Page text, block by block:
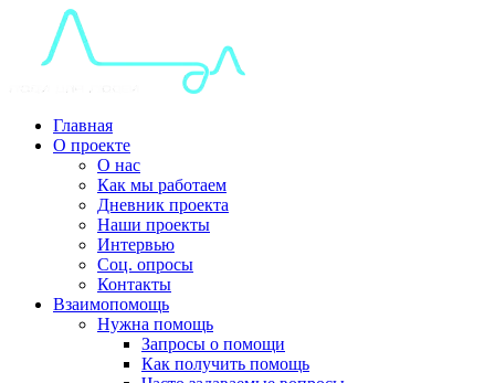
Главная
О проекте
О нас
Как мы работаем
Дневник проекта
Наши проекты
Интервью
Соц. опросы
Контакты
Взаимопомощь
Нужна помощь
Запросы о помощи
Как получить помощь